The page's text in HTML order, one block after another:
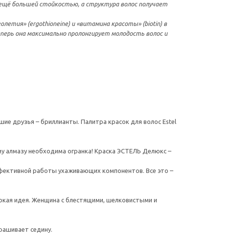
большей стойкостью, а структура волос получает
(ergothioneine) и «витамина красоты» (biotin) в
она максимально пролонгирует молодость волос и
друзья – бриллианты. Палитра красок для волос Estel
алмазу необходима огранка! Краска ЭСТЕЛЬ Делюкс –
работы ухаживающих компонентов. Все это –
идея. Женщина с блестящими, шелковистыми и
седину.